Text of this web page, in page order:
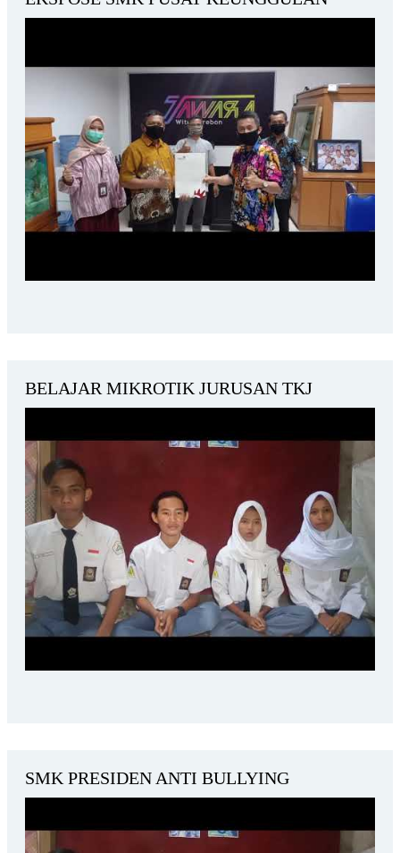
BELAJAR MIKROTIK JURUSAN TKJ
SMK PRESIDEN ANTI BULLYING